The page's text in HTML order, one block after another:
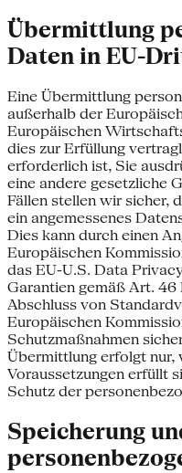
Übermittlung
Daten in EU-
Eine Übermittlung
außerhalb der
Europäischen
dies zur Erfüllung
erforderlich ist, Sie
eine andere gesetzliche
Fällen stellen wir sicher,
ein angemessenes
Dies kann durch einen
Europäischen
das EU-U.S. Data
Garantien gemäß Art.
Abschluss von
Europäischen
Schutzmaßnahmen
Übermittlung erfolgt nur,
Voraussetzungen erfüllt
Schutz der
Speicherung